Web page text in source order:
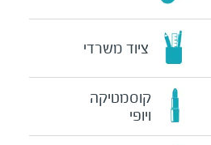
ציוד משרדי
קוסמטיקה
ויופי